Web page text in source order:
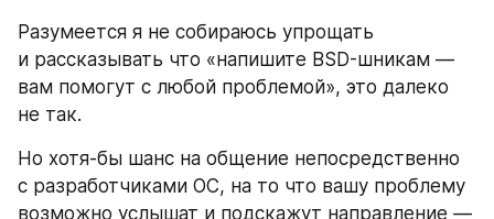
Разумеется я не собираюсь упрощать
и рассказывать что «напишите BSD-шникам —
вам помогут с любой проблемой», это далеко
не так.
Но хотя-бы шанс на общение непосредственно
с разработчиками ОС, на то что вашу проблему
возможно услышат и подскажут направление —